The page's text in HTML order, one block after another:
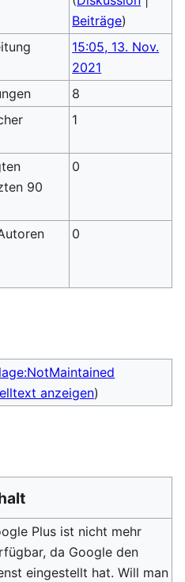
Beiträge)
15:05, 13. Nov.
2021
8
1
90
0
0
anzeigen)
Plus ist nicht mehr
da Google den
eingestellt hat. Will man